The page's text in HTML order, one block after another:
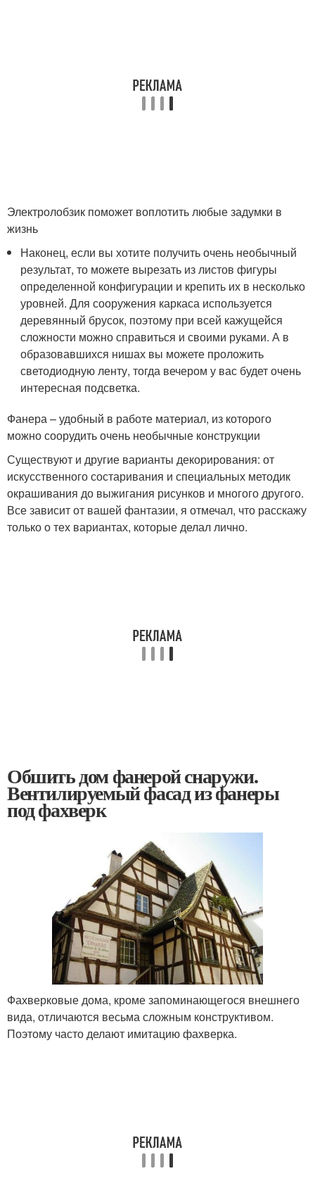
Электролобзик поможет воплотить любые задумки в
жизнь
Наконец, если вы хотите получить очень необычный
результат, то можете вырезать из листов фигуры
определенной конфигурации и крепить их в несколько
уровней. Для сооружения каркаса используется
деревянный брусок, поэтому при всей кажущейся
сложности можно справиться и своими руками. А в
образовавшихся нишах вы можете проложить
светодиодную ленту, тогда вечером у вас будет очень
интересная подсветка.
Фанера – удобный в работе материал, из которого
можно соорудить очень необычные конструкции
Существуют и другие варианты декорирования: от
искусственного состаривания и специальных методик
окрашивания до выжигания рисунков и многого другого.
Все зависит от вашей фантазии, я отмечал, что расскажу
только о тех вариантах, которые делал лично.
Обшить дом фанерой снаружи.
Вентилируемый фасад из фанеры
под фахверк
Фахверковые дома, кроме запоминающегося внешнего
вида, отличаются весьма сложным конструктивом.
Поэтому часто делают имитацию фахверка.